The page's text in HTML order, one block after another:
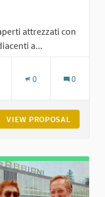
attrezzati con
a...
0 0
VIEW PROPOSAL